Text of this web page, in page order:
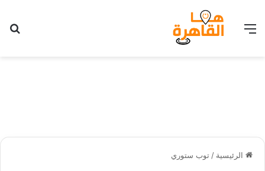
القائمة
الرئيسية / توب ستوري